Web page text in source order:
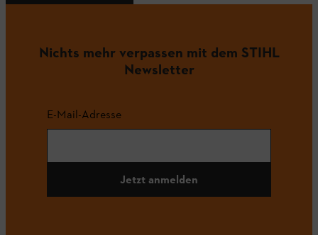
Nichts mehr verpassen mit dem STIHL
Newsletter
E-Mail-Adresse
Jetzt anmelden